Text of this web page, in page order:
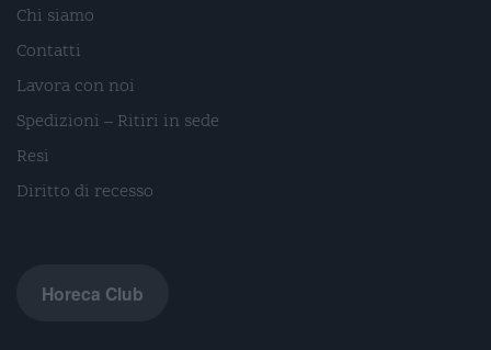
Chi siamo
Contatti
Lavora con noi
Spedizioni – Ritiri in sede
Resi
Diritto di recesso
Horeca Club